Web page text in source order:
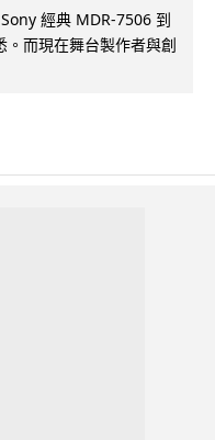
經典 MDR-7506 到
而現在舞台製作者與創